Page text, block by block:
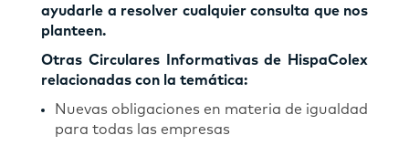
ayudarle a resolver cualquier consulta que nos
planteen.
Otras Circulares Informativas de HispaColex
relacionadas con la temática:
Nuevas obligaciones en materia de igualdad
para todas las empresas